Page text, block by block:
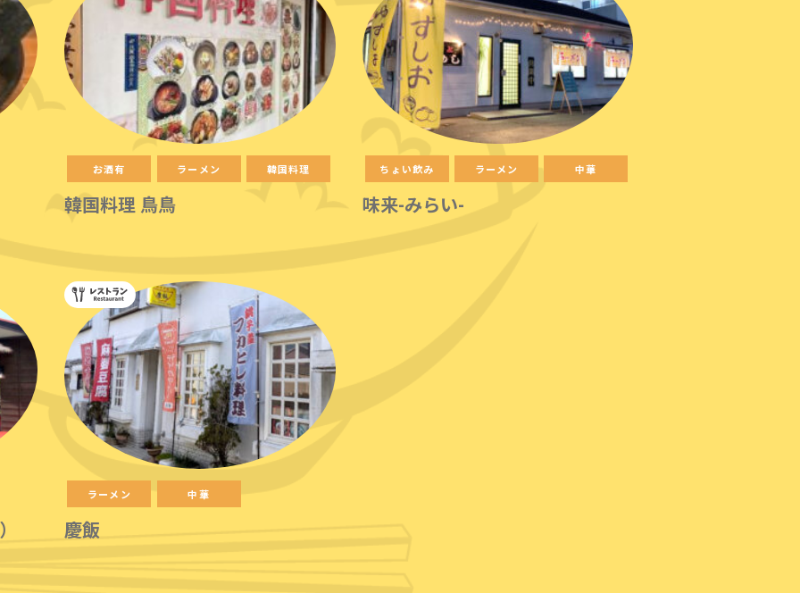
お酒有 ラーメン 韓国料理
韓国料理 鳥鳥
ちょい飲み ラーメン 中華
味来-みらい-
ラーメン 中華
慶飯